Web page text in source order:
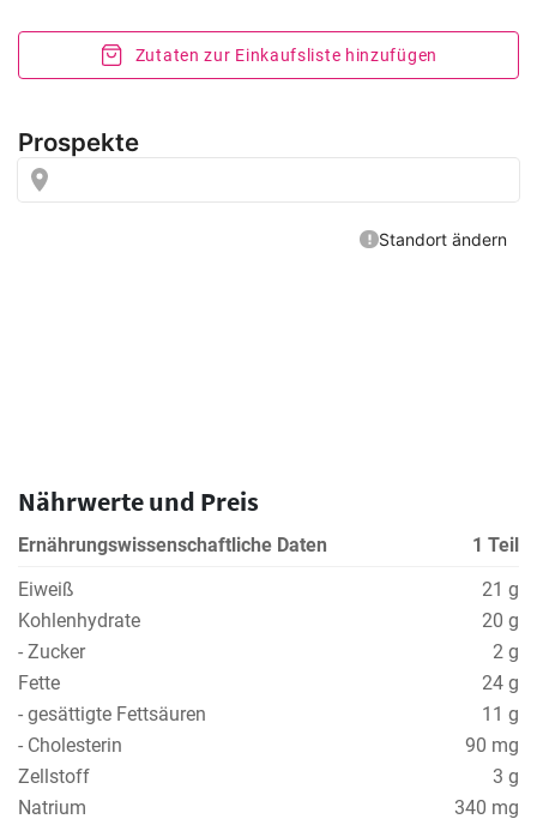
Zutaten zur Einkaufsliste hinzufügen
Nährwerte und Preis
Ernährungswissenschaftliche Daten
1 Teil
Eiweiß
21 g
Kohlenhydrate
20 g
- Zucker
2 g
Fette
24 g
- gesättigte Fettsäuren
11 g
- Cholesterin
90 mg
Zellstoff
3 g
Natrium
340 mg